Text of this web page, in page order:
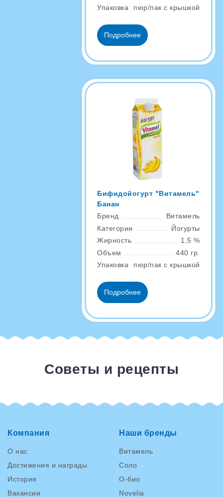
Упаковка
пюр/пак с крышкой
Подробнее
Бифидойогурт "Витамель"
Банан
Бренд
Витамель
Категории
Йогурты
Жирность
1,5 %
Объем
440 гр.
Упаковка
пюр/пак с крышкой
Подробнее
Советы и рецепты
Компания
О нас
Достижения и награды
История
Вакансии
Наши бренды
Витамель
Соло
О-био
Novelia